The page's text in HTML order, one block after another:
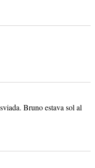
Bruno estava sol al